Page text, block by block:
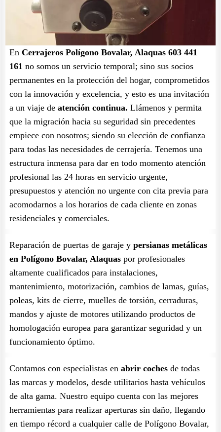
En Cerrajeros Polígono Bovalar, Alaquas 603 441
161 no somos un servicio temporal; sino sus socios
permanentes en la protección del hogar, comprometidos
con la innovación y excelencia, y esto es una invitación
a un viaje de atención continua. Llámenos y permita
que la migración hacia su seguridad sin precedentes
empiece con nosotros; siendo su elección de confianza
para todas las necesidades de cerrajería. Tenemos una
estructura inmensa para dar en todo momento atención
profesional las 24 horas en servicio urgente,
presupuestos y atención no urgente con cita previa para
acomodarnos a los horarios de cada cliente en zonas
residenciales y comerciales.
Reparación de puertas de garaje y persianas metálicas
en Polígono Bovalar, Alaquas por profesionales
altamente cualificados para instalaciones,
mantenimiento, motorización, cambios de lamas, guías,
poleas, kits de cierre, muelles de torsión, cerraduras,
mandos y ajuste de motores utilizando productos de
homologación europea para garantizar seguridad y un
funcionamiento óptimo.
Contamos con especialistas en abrir coches de todas
las marcas y modelos, desde utilitarios hasta vehículos
de alta gama. Nuestro equipo cuenta con las mejores
herramientas para realizar aperturas sin daño, llegando
en tiempo récord a cualquier calle de Polígono Bovalar,